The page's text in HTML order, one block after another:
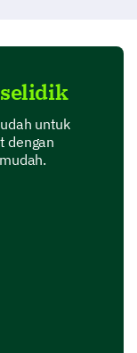
untuk
dengan